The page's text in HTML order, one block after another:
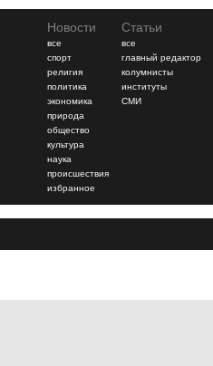
Новости
все
спорт
религия
политика
экономика
природа
общество
культура
наука
происшествия
избранное
Статьи
все
главный редактор
колумнисты
институты
СМИ